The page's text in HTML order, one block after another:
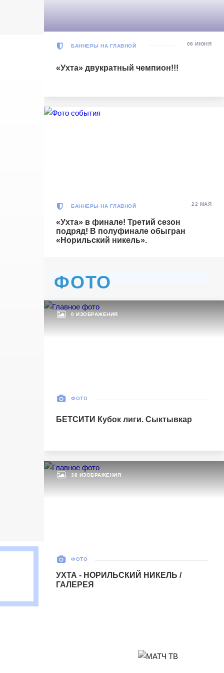
5
Тюмень
БЕТСИТИ Суперлига, Финал
БЕТСИТИ Суперлига, Финал
Тюмень
Ухта
Ухта 6
БАННЕРЫ НА ГЛАВНОЙ
«Ухта» двукратный чемпион!!!
08 ИЮНЯ
БАННЕРЫ НА ГЛАВНОЙ
«Ухта» в финале! Третий сезон
подряд! В полуфинале обыгран
«Норильский никель».
22 МАЯ
ФОТО
0 ИЗОБРАЖЕНИЯ
ФОТО
БЕТСИТИ Кубок лиги. Сыктывкар
38 ИЗОБРАЖЕНИЯ
ФОТО
УХТА - НОРИЛЬСКИЙ НИКЕЛЬ /
ГАЛЕРЕЯ